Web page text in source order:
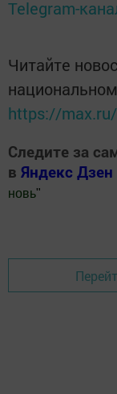
Telegram-
Читайте
https://
Следите за
в Яндекс Дзен
новь"